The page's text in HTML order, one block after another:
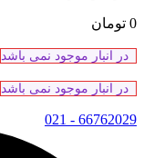
0 تومان
در انبار موجود نمی باشد
در انبار موجود نمی باشد
66762029 - 021